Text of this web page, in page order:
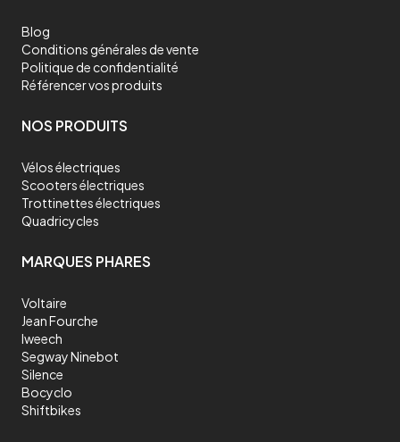
Blog
Conditions générales de vente
Politique de confidentialité
Référencer vos produits
NOS PRODUITS
Vélos électriques
Scooters électriques
Trottinettes électriques
Quadricycles
MARQUES PHARES
Voltaire
Jean Fourche
Iweech
Segway Ninebot
Silence
Bocyclo
Shiftbikes